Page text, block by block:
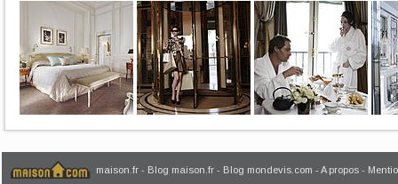
maison.fr - Blog maison.fr - Blog mondevis.com - A propos -